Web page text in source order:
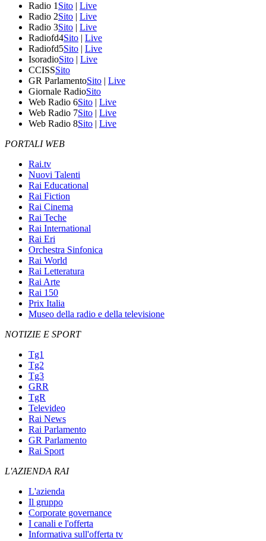
Radio 1 Sito | Live
Radio 2Sito | Live
Radio 3Sito | Live
Radiofd4Sito | Live
Radiofd5Sito | Live
IsoradioSito | Live
CCISSSito
GR ParlamentoSito | Live
Giornale RadioSito
Web Radio 6Sito | Live
Web Radio 7Sito | Live
Web Radio 8Sito | Live
PORTALI WEB
Rai.tv
Nuovi Talenti
Rai Educational
Rai Fiction
Rai Cinema
Rai Teche
Rai International
Rai Eri
Orchestra Sinfonica
Rai World
Rai Letteratura
Rai Arte
Rai 150
Prix Italia
Museo della radio e della televisione
NOTIZIE E SPORT
Tg1
Tg2
Tg3
GRR
TgR
Televideo
Rai News
Rai Parlamento
GR Parlamento
Rai Sport
L'AZIENDA RAI
L'azienda
Il gruppo
Corporate governance
I canali e l'offerta
Informativa sull'offerta tv